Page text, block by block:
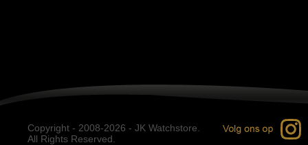
Copyright - 2008-2026 - JK Watchstore.
All Rights Reserved.